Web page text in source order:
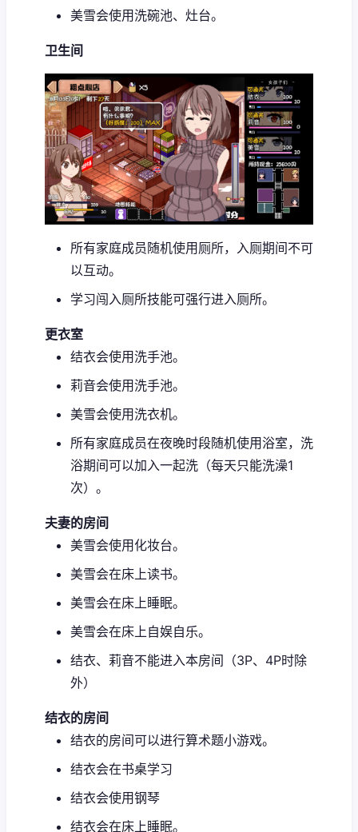
美雪会使用洗碗池、灶台。
卫生间
所有家庭成员随机使用厕所，入厕期间不可
以互动。
学习闯入厕所技能可强行进入厕所。
更衣室
结衣会使用洗手池。
莉音会使用洗手池。
美雪会使用洗衣机。
所有家庭成员在夜晚时段随机使用浴室，洗
浴期间可以加入一起洗（每天只能洗澡1
次）。
夫妻的房间
美雪会使用化妆台。
美雪会在床上读书。
美雪会在床上睡眠。
美雪会在床上自娱自乐。
结衣、莉音不能进入本房间（3P、4P时除
外）
结衣的房间
结衣的房间可以进行算术题小游戏。
结衣会在书桌学习
结衣会使用钢琴
结衣会在床上睡眠。